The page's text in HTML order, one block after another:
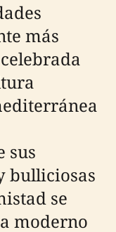
más
sus
bulliciosas
se
moderno